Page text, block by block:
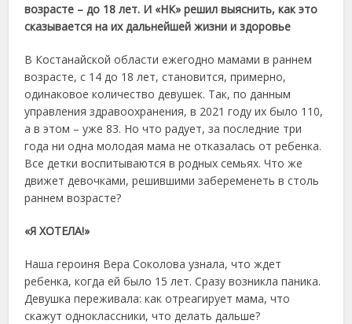
возрасте – до 18 лет. И «НК» решил выяснить, как это
сказывается на их дальнейшей жизни и здоровье
В Костанайской области ежегодно мамами в раннем
возрасте, с 14 до 18 лет, становится, примерно,
одинаковое количество девушек. Так, по данным
управления здравоохранения, в 2021 году их было 110,
а в этом – уже 83. Но что радует, за последние три
года ни одна молодая мама не отказалась от ребенка.
Все детки воспитываются в родных семьях. Что же
движет девочками, решившими забеременеть в столь
раннем возрасте?
«Я ХОТЕЛА!»
Наша героиня Вера Соколова узнала, что ждет
ребенка, когда ей было 15 лет. Сразу возникла паника.
Девушка переживала: как отреагирует мама, что
скажут одноклассники, что делать дальше?